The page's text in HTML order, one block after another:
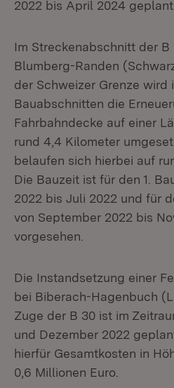
2022 bis April 2024 geplant.
Im Streckenabschnitt der B
Blumberg-Randen
der Schweizer Grenze wird
Bauabschnitten die
Fahrbahndecke auf einer
rund 4,4 Kilometer
belaufen sich hierbei auf
Die Bauzeit ist für den 1.
2022 bis Juli 2022 und für
von September 2022 bis
vorgesehen.
Die Instandsetzung einer
bei Biberach-Hagenbuch
Zuge der B 30 ist im
und Dezember 2022
hierfür Gesamtkosten in
0,6 Millionen Euro.